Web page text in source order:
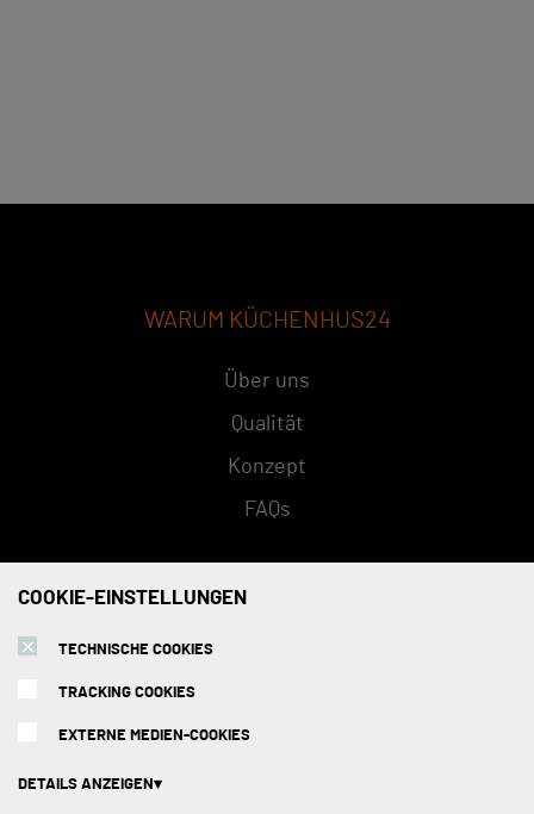
COOKIE-EINSTELLUNGEN
TECHNISCHE COOKIES
TRACKING COOKIES
EXTERNE MEDIEN-COOKIES
DETAILS ANZEIGEN
WARUM KÜCHENHUS24
Über uns
Qualität
Konzept
FAQs
SERVICE
Versandarten
Zahlungsmethoden
Montage